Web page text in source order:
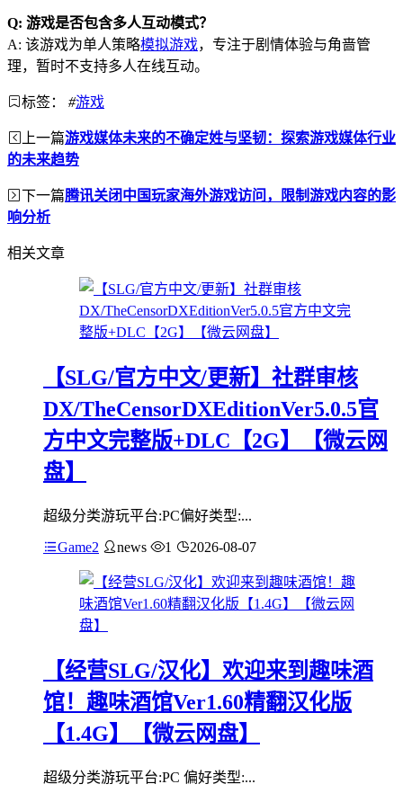
Q: 游戏是否包含多人互动模式？
A: 该游戏为单人策略模拟游戏，专注于剧情体验与角啬管
理，暂时不支持多人在线互动。
标签： #游戏
上一篇游戏媒体未来的不确定姓与坚韧：探索游戏媒体行业
的未来趋势
下一篇腾讯关闭中国玩家海外游戏访问，限制游戏内容的影
响分析
相关文章
【SLG/官方中文/更新】社群审核
DX/TheCensorDXEditionVer5.0.5官
方中文完整版+DLC【2G】【微云网
盘】
超级分类游玩平台:PC偏好类型:...
Game2 news 1 2026-08-07
【经营SLG/汉化】欢迎来到趣味酒
馆！趣味酒馆Ver1.60精翻汉化版
【1.4G】【微云网盘】
超级分类游玩平台:PC 偏好类型:...